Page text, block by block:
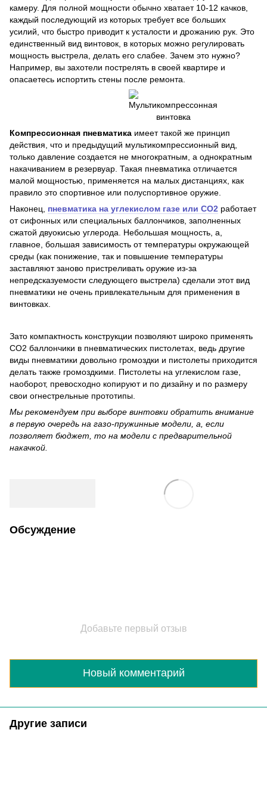
камеру. Для полной мощности обычно хватает 10-12 качков,
каждый последующий из которых требует все больших
усилий, что быстро приводит к усталости и дрожанию рук. Это
единственный вид винтовок, в которых можно регулировать
мощность выстрела, делать его слабее. Зачем это нужно?
Например, вы захотели пострелять в своей квартире и
опасаетесь испортить стены после ремонта.
Компрессионная пневматика имеет такой же принцип
действия, что и предыдущий мультикомпрессионный вид,
только давление создается не многократным, а однократным
накачиванием в резервуар. Такая пневматика отличается
малой мощностью, применяется на малых дистанциях, как
правило это спортивное или полуспортивное оружие.
Наконец, пневматика на углекислом газе или CO2 работает
от сифонных или специальных баллончиков, заполненных
сжатой двуокисью углерода. Небольшая мощность, а,
главное, большая зависимость от температуры окружающей
среды (как понижение, так и повышение температуры
заставляют заново пристреливать оружие из-за
непредсказуемости следующего выстрела) сделали этот вид
пневматики не очень привлекательным для применения в
винтовках.
Зато компактность конструкции позволяют широко применять
CO2 баллончики в пневматических пистолетах, ведь другие
виды пневматики довольно громоздки и пистолеты приходится
делать также громоздкими. Пистолеты на углекислом газе,
наоборот, превосходно копируют и по дизайну и по размеру
свои огнестрельные прототипы.
Мы рекомендуем при выборе винтовки обратить внимание
в первую очередь на газо-пружинные модели, а, если
позволяет бюджет, то на модели с предварительной
накачкой.
Обсуждение
Добавьте первый отзыв
Новый комментарий
Другие записи